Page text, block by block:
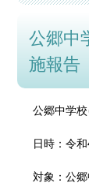
公郷中
施報告
公郷中学
日時：令
対象：公